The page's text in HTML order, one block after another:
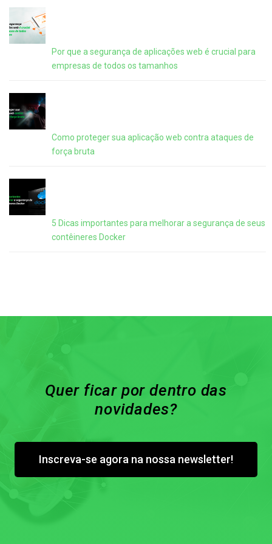
Por que a segurança de aplicações web é crucial para
empresas de todos os tamanhos
Como proteger sua aplicação web contra ataques de
força bruta
5 Dicas importantes para melhorar a segurança de seus
contêineres Docker
Quer ficar por dentro das
novidades?
Inscreva-se agora na nossa newsletter!